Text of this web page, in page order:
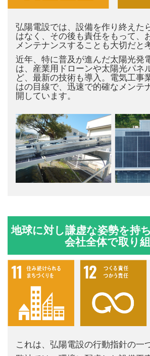
弘陽電設では、設備を作り終えた
はなく、その後も責任をもって、
メンテナンスすることも大切だと
近年、特に普及が進んだ太陽光発
は、産業用ドローンや太陽光パネ
ど、最新の技術も導入。電気工事
はの目線で、迅速で的確なメンテ
開しています。
地球に対し謙虚な姿勢を持
会社全体で取り
これは、弘陽電設の行動指針の一